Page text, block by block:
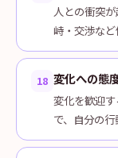
人との衝突
峙・交渉など
18 変化への態
変化を歓迎
で、自分の行